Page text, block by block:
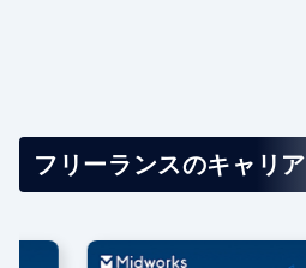
フリーランスのキャリア